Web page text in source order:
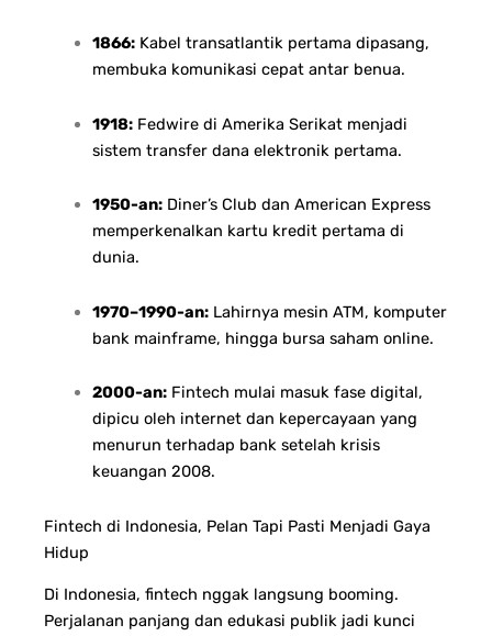
1866:Kabel transatlantik pertama dipasang,
membuka komunikasi cepat antar benua.
1918:Fedwire di Amerika Serikat menjadi
sistem transfer dana elektronik pertama.
1950-an:Diner’s Club dan American Express
memperkenalkan kartu kredit pertama di
dunia.
1970–1990-an:Lahirnya mesin ATM, komputer
bank mainframe, hingga bursa saham online.
2000-an:Fintech mulai masuk fase digital,
dipicu oleh internet dan kepercayaan yang
menurun terhadap bank setelah krisis
keuangan 2008.
Fintech di Indonesia, Pelan Tapi Pasti Menjadi Gaya
Hidup
Di Indonesia, fintech nggak langsung booming.
Perjalanan panjang dan edukasi publik jadi kunci